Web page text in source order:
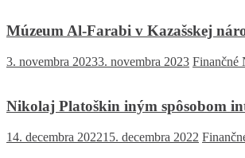
Múzeum Al-Farabi v Kazašskej
3. novembra 20233. novembra 2023 Finančné
Nikolaj Platoškin iným spôsobom
14. decembra 202215. decembra 2022